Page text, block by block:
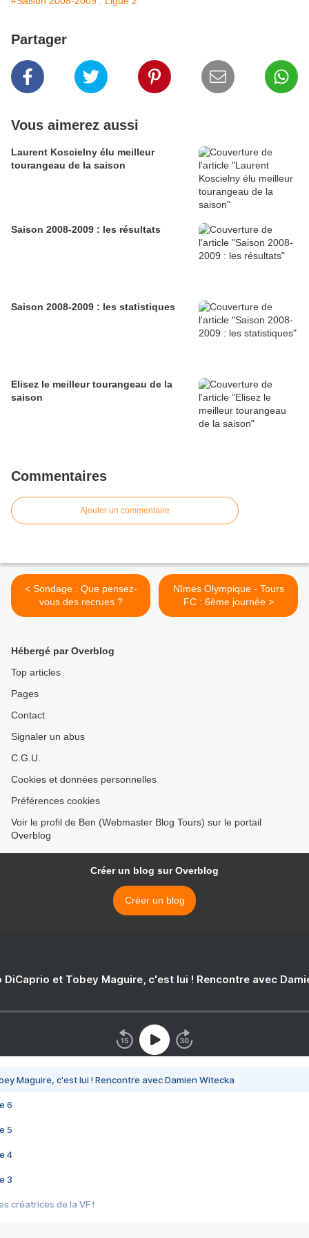
Partager
Vous aimerez aussi
Laurent Koscielny élu meilleur
tourangeau de la saison
Saison 2008-2009 : les résultats
Saison 2008-2009 : les statistiques
Elisez le meilleur tourangeau de la
saison
Commentaires
Ajouter un commentaire
< Sondage : Que pensez-
vous des recrues ?
Nîmes Olympique - Tours
FC : 6ème journée >
Hébergé par Overblog
Top articles
Pages
Contact
Signaler un abus
C.G.U.
Cookies et données personnelles
Préférences cookies
Voir le profil de Ben (Webmaster Blog Tours) sur le portail
Overblog
Créer un blog sur Overblog
Créer un blog
DiCaprio et Tobey Maguire, c'est lui ! Rencontre avec
Maguire, c'est lui ! Rencontre avec Damien Witecka
6
5
4
3
créatrices de la VF !